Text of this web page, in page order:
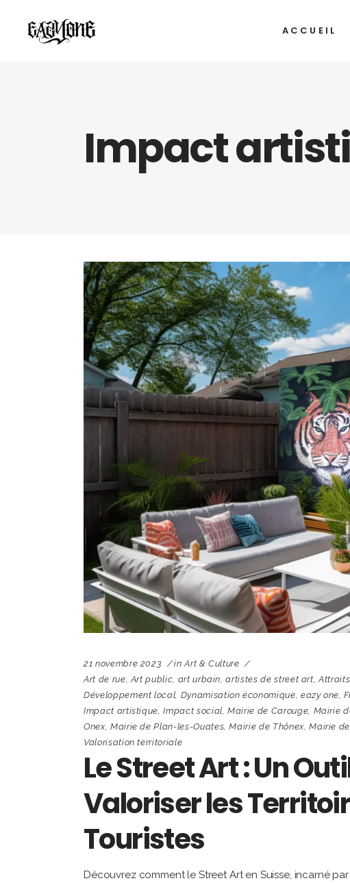
ACCUEIL
Impact
21 novembre 2023 in Art & Culture
Art de rue Art public art urbain ,artistes de street art ,
Développement local Dynamisation économique eazy one ,
Impact artistique ,Impact social ,Mairie de Carouge Mairie
Onex, Mairie de Plan-les-Ouates ,Mairie de Thônex,Mairie
Valorisation territoriale
Le Street Art : Un
Valoriser les
Touristes
Découvrez comment le Street Art en Suisse, incarné